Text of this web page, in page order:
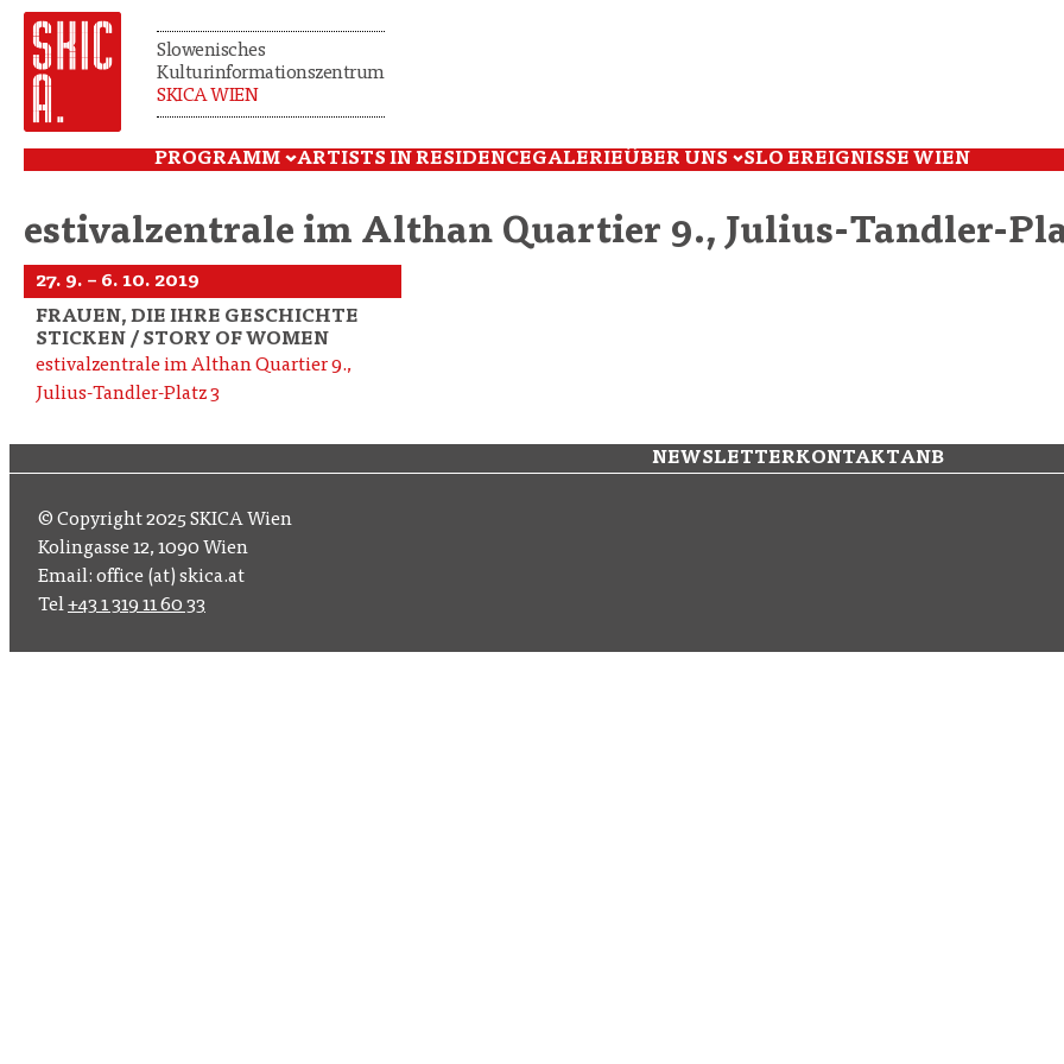
Slowenisches
Kulturinformationszentrum
SKICA WIEN
PROGRAMM ARTISTS IN RESIDENCEGALERIEÜBER UNS SLO EREIGNISSE WIEN
estivalzentrale im Althan Quartier 9., Julius-Tandler-
27. 9. – 6. 10. 2019
FRAUEN, DIE IHRE GESCHICHTE
STICKEN / STORY OF WOMEN
estivalzentrale im Althan Quartier 9.,
Julius-Tandler-Platz 3
NEWSLETTERKONTAKTANB
© Copyright 2025 SKICA Wien
Kolingasse 12, 1090 Wien
Email: office (at) skica.at
Tel+43 1 319 11 60 33